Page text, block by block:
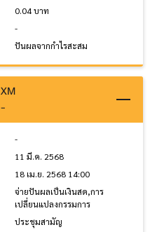
0.04 บาท
-
ปันผลจากกำไรสะสม
XM
-
-
11 มี.ค. 2568
18 เม.ย. 2568 14:00
จ่ายปันผลเป็นเงินสด,การ
เปลี่ยนแปลงกรรมการ
ประชุมสามัญ